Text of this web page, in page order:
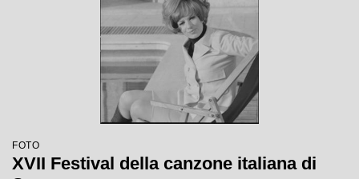
FOTO
XVII Festival della canzone italiana di